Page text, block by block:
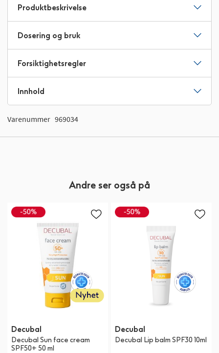
Produktbeskrivelse
Dosering og bruk
Forsiktighetsregler
Innhold
Varenummer 969034
Andre ser også på
Decubal
Decubal Sun face cream
SPF50+ 50 ml
Decubal
Decubal Lip balm SPF30 10ml